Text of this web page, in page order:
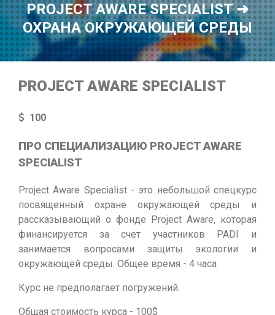
PROJECT AWARE SPECIALIST ➜
ОХРАНА ОКРУЖАЮЩЕЙ СРЕДЫ
PROJECT AWARE SPECIALIST
100
ПРО CПЕЦИАЛИЗАЦИЮ PROJECT AWARE
SPECIALIST
Project Aware Specialist - это небольшой спецкурс
посвященный охране окружающей среды и
рассказывающий о фонде Project Aware, которая
финансируется за счет участников PADI и
занимается вопросами защиты экологии и
окружающей среды. Общее время - 4 часа
Курс не предполагает погружений.
Общая стоимость курса - 100$